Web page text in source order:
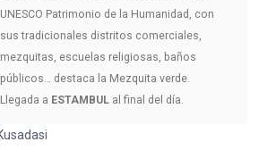
UNESCO Patrimonio de la Humanidad, con
sus tradicionales distritos comerciales,
mezquitas, escuelas religiosas, baños
públicos… destaca la Mezquita verde.
Llegada a ESTAMBUL al final del día.